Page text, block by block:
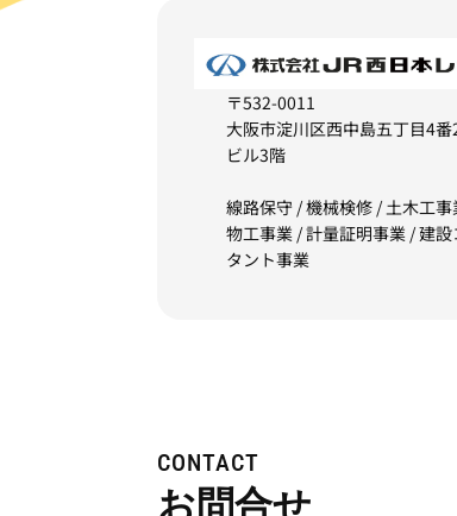
〒532-0011
大阪市淀川区西中島五丁目4
ビル3階
線路保守 / 機械検修 / 土木工
物工事業 / 計量証明事業 / 建設
タント事業
CONTACT
お問合せ